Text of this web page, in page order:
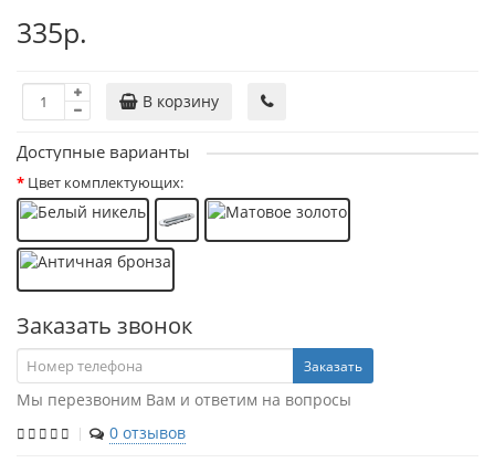
335р.
В корзину
Доступные варианты
Цвет комплектующих:
Заказать звонок
Заказать
Мы перезвоним Вам и ответим на вопросы
0 отзывов